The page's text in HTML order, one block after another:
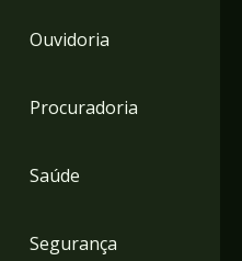
Ouvidoria
Procuradoria
Saúde
Segurança